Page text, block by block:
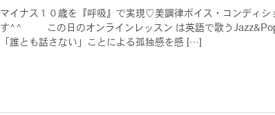
マイナス１０歳を『呼吸』で実現♡美調律ボイス・コンディシ
す^^ この日のオンラインレッスン は英語で歌う
「誰とも話さない」ことによる孤独感を感 […]